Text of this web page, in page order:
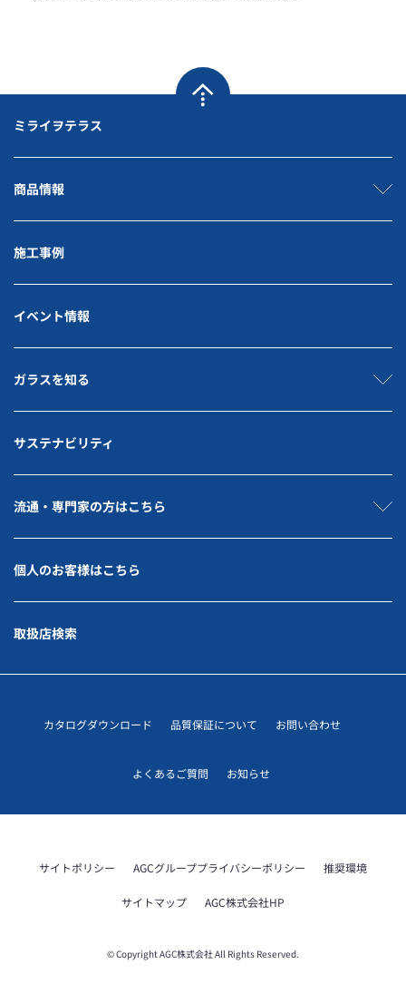
ミライヲテラス
商品情報
施工事例
イベント情報
ガラスを知る
サステナビリティ
流通・専門家の方はこちら
個人のお客様はこちら
取扱店検索
カタログダウンロード 品質保証について お問い合わせ
よくあるご質問 お知らせ
サイトポリシー AGCグループプライバシーポリシー 推奨環境
サイトマップ AGC株式会社HP
© Copyright AGC株式会社 All Rights Reserved.